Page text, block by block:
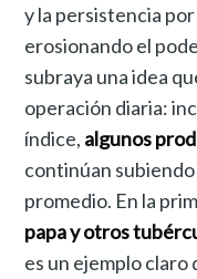
y la persistencia
erosionando el
subraya una idea
operación diaria:
índice, algunos
continúan subiendo
promedio. En la
papa y otros
es un ejemplo